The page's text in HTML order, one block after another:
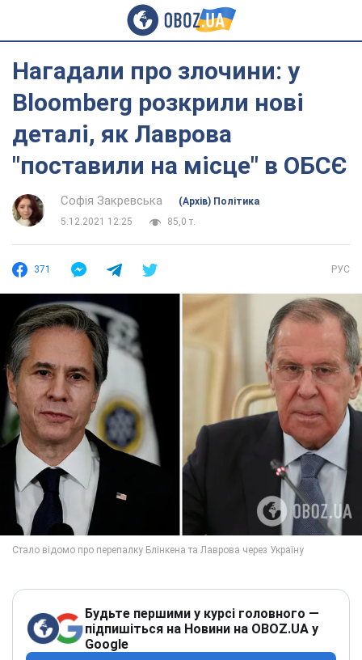
Нагадали про злочини: у
Bloomberg розкрили нові
деталі, як Лаврова
"поставили на місце" в ОБСЄ
Софія Закревська
(Архів) Політика
5.12.2021 12:25
85,0 т.
371 РУС
Будьте першими у курсі головного —
підпишіться на Новини на OBOZ.UA у
Google